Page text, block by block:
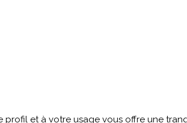
profil et à votre usage vous offre une